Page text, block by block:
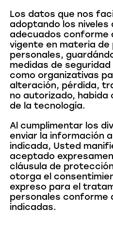
Los datos que nos
adoptando los niveles
adecuados conforme
vigente en materia
personales,
medidas de
como organizativas
alteración, pérdida,
no autorizado,
de la tecnología.
Al cumplimentar los
enviar la información
indicada, Usted
aceptado
cláusula de
otorga el
expreso para el
personales conforme
indicadas.